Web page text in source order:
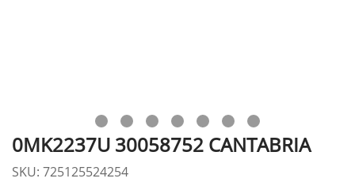
0MK2237U 30058752 CANTABRIA
SKU: 725125524254